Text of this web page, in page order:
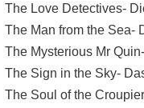
The Love Detectives-
The Man from the Sea-
The Mysterious Mr
The Sign in the Sky-
The Soul of the